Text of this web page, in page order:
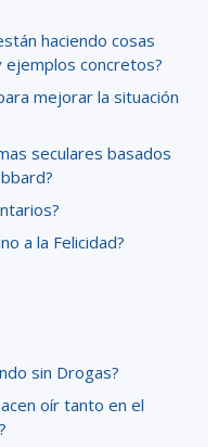
haciendo cosas
ejemplos concretos?
mejorar la situación
seculares basados
a la Felicidad?
sin Drogas?
oír tanto en el